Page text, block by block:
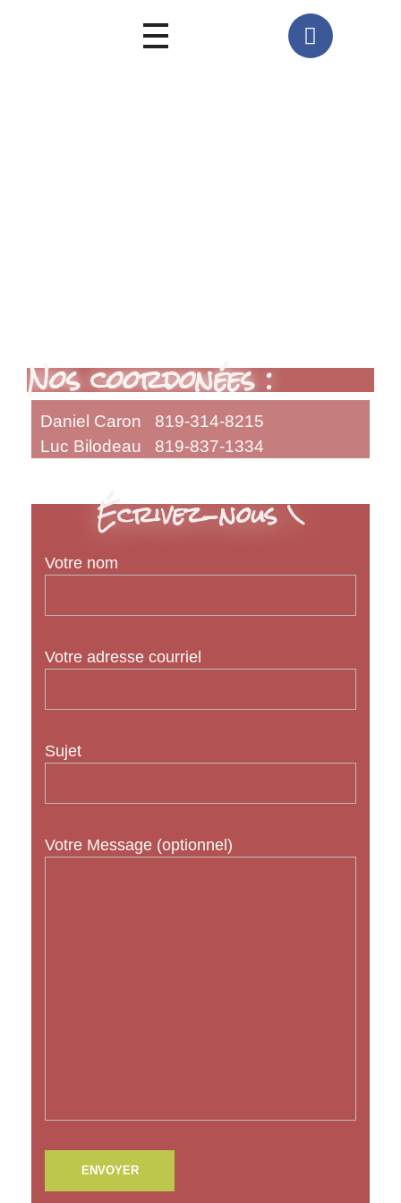
Nos coordonées :
Daniel Caron 819-314-8215
Luc Bilodeau 819-837-1334
Écrivez-nous \
Votre nom
Votre adresse courriel
Sujet
Votre Message (optionnel)